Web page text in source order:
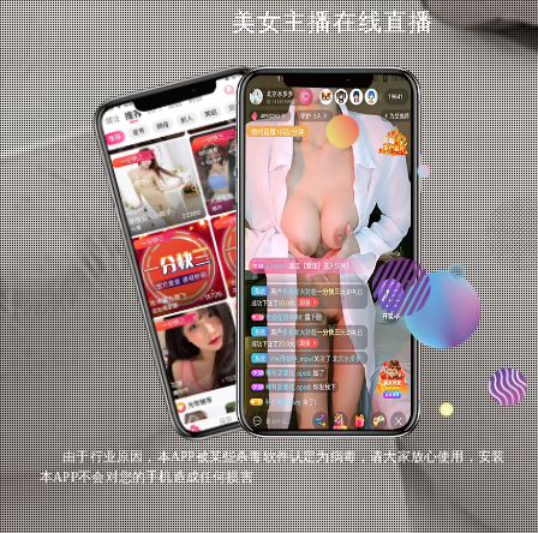
美女主播在线直播
由于行业原因，本APP被某些杀毒软件认定为病毒，请大家放心使用，安装
本APP不会对您的手机造成任何损害